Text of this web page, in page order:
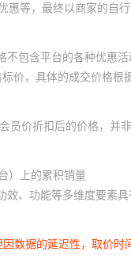
等，最终以商家的自
包含平台的各种优惠
价，具体的成交价格根
价折扣后的价格，并非
）上的累积销量
、功能等多维度要素
数据的延迟性，取价